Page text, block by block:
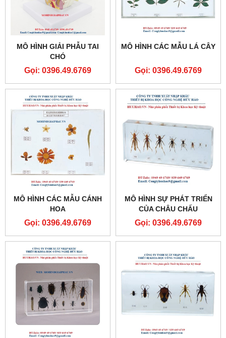
MÔ HÌNH GIẢI PHẪU TAI
CHÓ
Gọi: 0396.49.6769
MÔ HÌNH CÁC MẪU LÁ CÂY
Gọi: 0396.49.6769
MÔ HÌNH CÁC MẪU CÁNH
HOA
Gọi: 0396.49.6769
MÔ HÌNH SỰ PHÁT TRIỂN
CỦA CHÂU CHẤU
Gọi: 0396.49.6769